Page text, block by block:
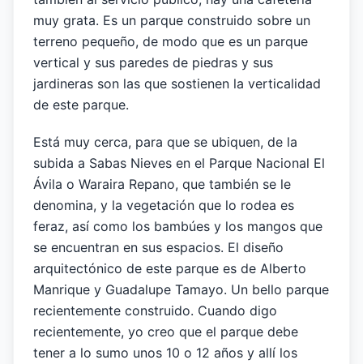
muy grata. Es un parque construido sobre un
terreno pequeño, de modo que es un parque
vertical y sus paredes de piedras y sus
jardineras son las que sostienen la verticalidad
de este parque.
Está muy cerca, para que se ubiquen, de la
subida a Sabas Nieves en el Parque Nacional El
Ávila o Waraira Repano, que también se le
denomina, y la vegetación que lo rodea es
feraz, así como los bambúes y los mangos que
se encuentran en sus espacios. El diseño
arquitectónico de este parque es de Alberto
Manrique y Guadalupe Tamayo. Un bello parque
recientemente construido. Cuando digo
recientemente, yo creo que el parque debe
tener a lo sumo unos 10 o 12 años y allí los